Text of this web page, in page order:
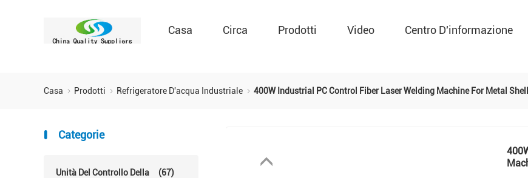
Casa Circa Prodotti Video Centro D'informazione
Casa Prodotti Refrigeratore D'acqua Industriale 400W Industrial PC Control Fiber Laser Welding Machine For Metal
Categorie
Unità Del Controllo Della
(67)